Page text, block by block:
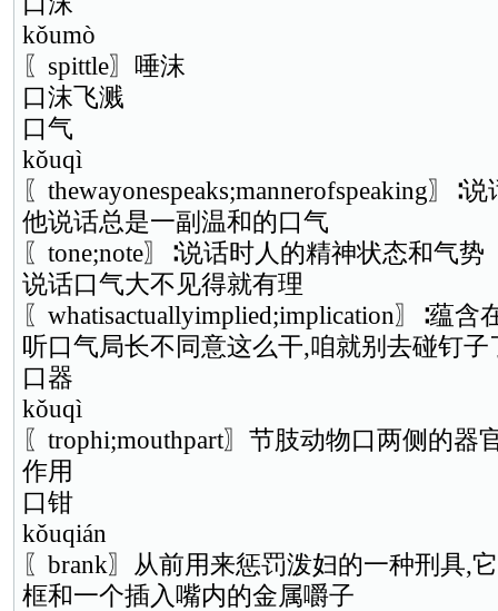
kǒumò
〖spittle〗唾沫
口沫飞溅
口气
kǒuqì
〖thewayonespeaks;mannerofspeaking〗∶
他说话总是一副温和的口气
〖tone;note〗∶说话时人的精神状态和气势
说话口气大不见得就有理
〖whatisactuallyimplied;implication〗∶蕴
听口气局长不同意这么干,咱就别去碰钉子
口器
kǒuqì
〖trophi;mouthpart〗节肢动物口两侧的器
作用
口钳
kǒuqián
〖brank〗从前用来惩罚泼妇的一种刑具,
框和一个插入嘴内的金属嚼子